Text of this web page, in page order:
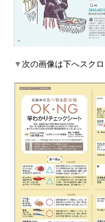
▼次の画像は下へスク